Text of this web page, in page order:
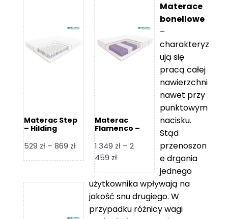
Materac Step
– Hilding
529 zł – 869 złZakres
cen:
529 zł
do
869 zł
Materac
Flamenco –
1 349 zł – 2
459 złZakres
od
1
349 zł
Materace
bonellowe
–
charakteryz
ują się
pracą całej
nawierzchni
nawet przy
punktowym
nacisku.
Stąd
przenoszon
e drgania
jednego
użytkownika wpływają na
jakość snu drugiego. W
przypadku różnicy wagi